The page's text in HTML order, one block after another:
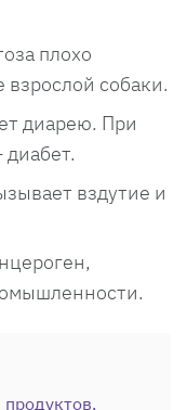
плохо
взрослой собаки.
диарею. При
вздутие и